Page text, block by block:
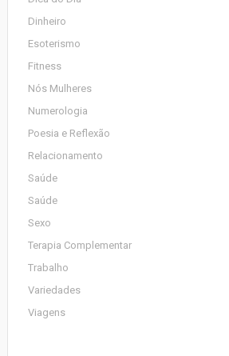
Dinheiro
Esoterismo
Fitness
Nós Mulheres
Numerologia
Poesia e Reflexão
Relacionamento
Saúde
Saúde
Sexo
Terapia Complementar
Trabalho
Variedades
Viagens